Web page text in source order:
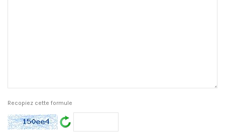
Recopiez cette formule